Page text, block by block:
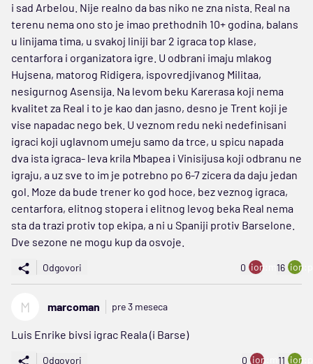
i sad Arbelou. Nije realno da bas niko ne zna nista. Real na
terenu nema ono sto je imao prethodnih 10+ godina, balans
u linijama tima, u svakoj liniji bar 2 igraca top klase,
centarfora i organizatora igre. U odbrani imaju mlakog
Hujsena, matorog Ridigera, ispovredjivanog Militaa,
nesigurnog Asensija. Na levom beku Karerasa koji nema
kvalitet za Real i to je kao dan jasno, desno je Trent koji je
vise napadac nego bek. U veznom redu neki nedefinisani
igraci koji uglavnom umeju samo da trce, u spicu napada
dva ista igraca- leva krila Mbapea i Vinisijusa koji odbranu ne
igraju, a uz sve to im je potrebno po 6-7 zicera da daju jedan
gol. Moze da bude trener ko god hoce, bez veznog igraca,
centarfora, elitnog stopera i elitnog levog beka Real nema
sta da trazi protiv top ekipa, a ni u Spaniji protiv Barselone.
Dve sezone ne mogu kup da osvoje.
Odgovori 0 ion:minus
16
M marcoman pre 3 meseca
Luis Enrike bivsi igrac Reala (i Barse)
Odgovori 0 ion:minus
11